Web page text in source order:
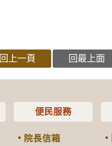
回上一頁 回最上面
便民服務
院長信箱